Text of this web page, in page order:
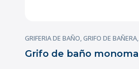
GRIFERIA DE BAÑO,GRIFO DE BAÑERA,
Grifo de baño